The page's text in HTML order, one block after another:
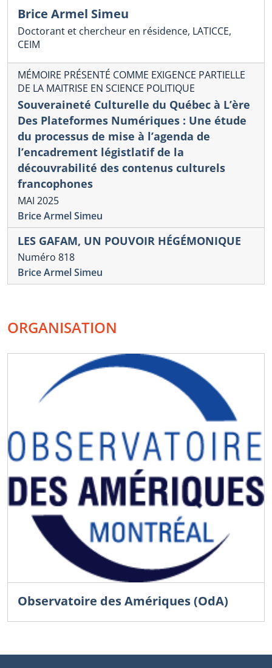
Brice Armel Simeu
Doctorant et chercheur en résidence, LATICCE,
CEIM
MÉMOIRE PRÉSENTÉ COMME EXIGENCE PARTIELLE
DE LA MAITRISE EN SCIENCE POLITIQUE
Souveraineté Culturelle du Québec à L’ère
Des Plateformes Numériques : Une étude
du processus de mise à l’agenda de
l’encadrement légistlatif de la
découvrabilité des contenus culturels
francophones
MAI 2025
Brice Armel Simeu
LES GAFAM, UN POUVOIR HÉGÉMONIQUE
Numéro 818
Brice Armel Simeu
ORGANISATION
Observatoire des Amériques (OdA)